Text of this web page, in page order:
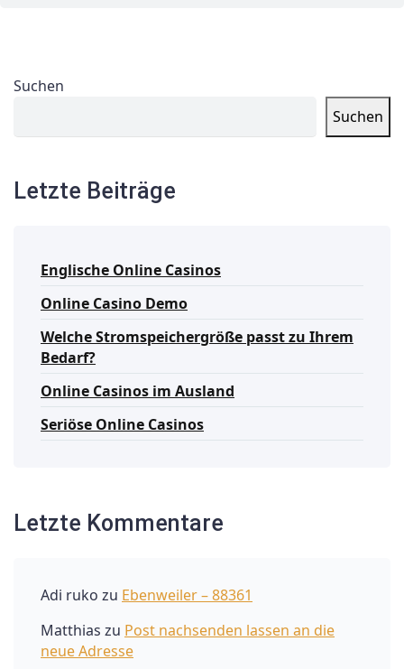
Suchen
Suchen
Letzte Beiträge
Englische Online Casinos
Online Casino Demo
Welche Stromspeichergröße passt zu Ihrem
Bedarf?
Online Casinos im Ausland
Seriöse Online Casinos
Letzte Kommentare
Adi ruko zu Ebenweiler – 88361
Matthias zu Post nachsenden lassen an die
neue Adresse